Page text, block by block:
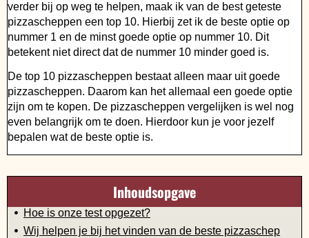
verder bij op weg te helpen, maak ik van de best geteste
pizzascheppen een top 10. Hierbij zet ik de beste optie op
nummer 1 en de minst goede optie op nummer 10. Dit
betekent niet direct dat de nummer 10 minder goed is.
De top 10 pizzascheppen bestaat alleen maar uit goede
pizzascheppen. Daarom kan het allemaal een goede optie
zijn om te kopen. De pizzascheppen vergelijken is wel nog
even belangrijk om te doen. Hierdoor kun je voor jezelf
bepalen wat de beste optie is.
Inhoudsopgave
Hoe is onze test opgezet?
Wij helpen je bij het vinden van de beste pizzaschep